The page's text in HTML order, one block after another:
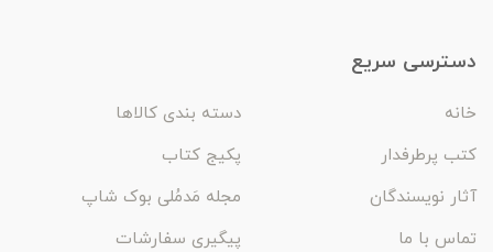
دسترسی سریع
خانه
دسته بندی کالاها
کتب پرطرفدار
پکیج کتاب
آثار نویسندگان
مجله مَدمُلی بوک شاپ
تماس با ما
پیگیری سفارشات